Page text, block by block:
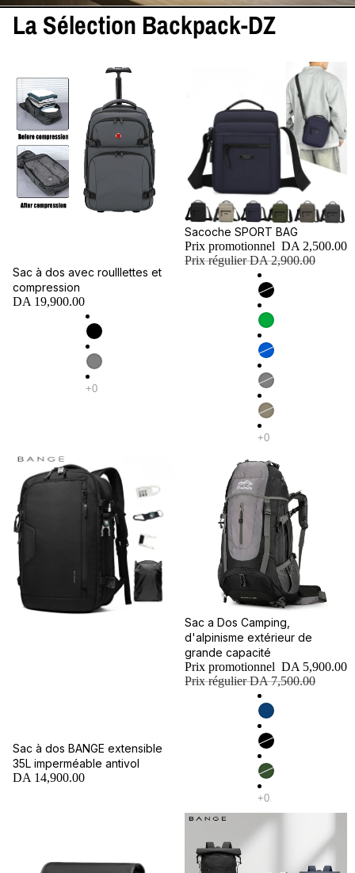
La Sélection Backpack-DZ
Sac à dos avec roulllettes et
compression
DA 19,900.00
Promotion
Sacoche SPORT BAG
Prix promotionnel DA 2,500.00
Prix régulierDA 2,900.00
Sac à dos BANGE extensible
35L imperméable antivol
DA 14,900.00
Promotion
Sac a Dos Camping,
d'alpinisme extérieur de
grande capacité
Prix promotionnel DA 5,900.00
Prix régulierDA 7,500.00